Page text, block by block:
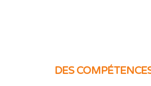
DES